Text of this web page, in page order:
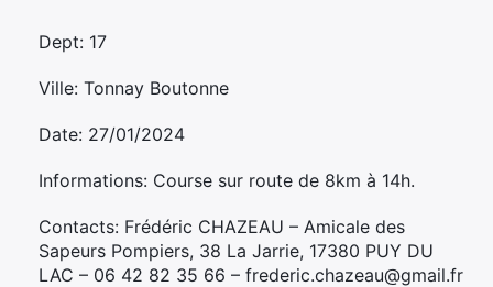
Dept: 17
Ville: Tonnay Boutonne
Date: 27/01/2024
Informations: Course sur route de 8km à 14h.
Contacts: Frédéric CHAZEAU – Amicale des
Sapeurs Pompiers, 38 La Jarrie, 17380 PUY DU
LAC – 06 42 82 35 66 – frederic.chazeau@gmail.fr